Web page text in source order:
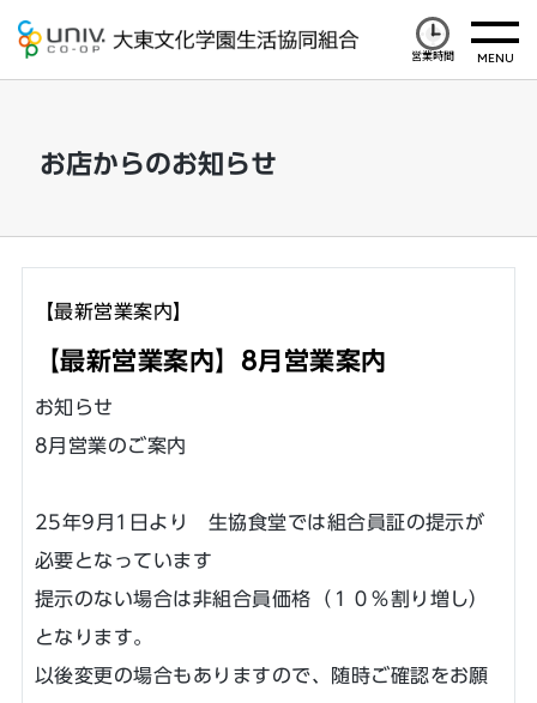
営業時間
お店からのお知らせ
【最新営業案内】
【最新営業案内】8月営業案内
お知らせ
8月営業のご案内
25年9月1日より 生協食堂では組合員証の提示が
必要となっています
提示のない場合は非組合員価格（１０％割り増し）
となります。
以後変更の場合もありますので、随時ご確認をお願